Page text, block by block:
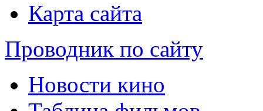
Карта сайта
Проводник по сайту
Новости кино